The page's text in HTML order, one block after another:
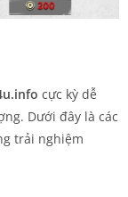
cực kỳ dễ
Dưới đây là các
trải nghiệm